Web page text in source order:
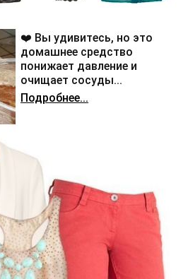
❤️ Вы удивитесь, но это
домашнее средство
понижает давление и
очищает сосуды...
Подробнее...